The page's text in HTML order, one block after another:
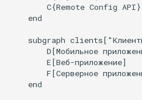
        C{Remote Config API}
    end
subgraph
D[Мобильное
        E[Веб-приложение]
F[Серверное
    end